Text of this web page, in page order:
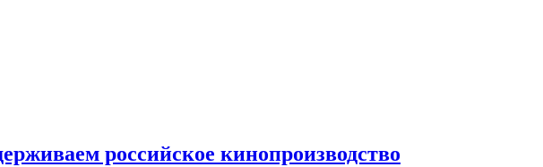
российское кинопроизводство